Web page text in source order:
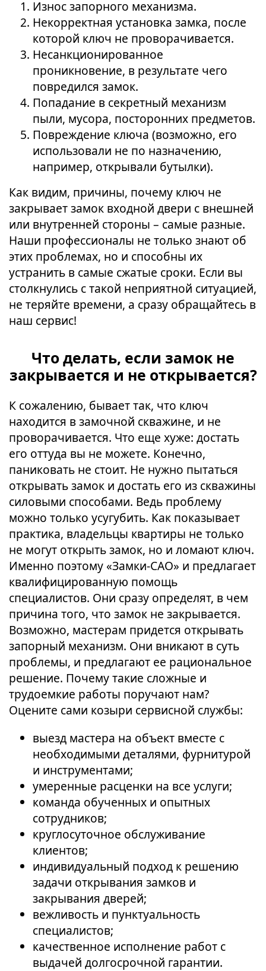
Износ запорного механизма.
Некорректная установка замка, после
которой ключ не проворачивается.
Несанкционированное
проникновение, в результате чего
повредился замок.
Попадание в секретный механизм
пыли, мусора, посторонних предметов.
Повреждение ключа (возможно, его
использовали не по назначению,
например, открывали бутылки).
Как видим, причины, почему ключ не
закрывает замок входной двери с внешней
или внутренней стороны – самые разные.
Наши профессионалы не только знают об
этих проблемах, но и способны их
устранить в самые сжатые сроки. Если вы
столкнулись с такой неприятной ситуацией,
не теряйте времени, а сразу обращайтесь в
наш сервис!
Что делать, если замок не
закрывается и не открывается?
К сожалению, бывает так, что ключ
находится в замочной скважине, и не
проворачивается. Что еще хуже: достать
его оттуда вы не можете. Конечно,
паниковать не стоит. Не нужно пытаться
открывать замок и достать его из скважины
силовыми способами. Ведь проблему
можно только усугубить. Как показывает
практика, владельцы квартиры не только
не могут открыть замок, но и ломают ключ.
Именно поэтому «Замки-САО» и предлагает
квалифицированную помощь
специалистов. Они сразу определят, в чем
причина того, что замок не закрывается.
Возможно, мастерам придется открывать
запорный механизм. Они вникают в суть
проблемы, и предлагают ее рациональное
решение. Почему такие сложные и
трудоемкие работы поручают нам?
Оцените сами козыри сервисной службы:
выезд мастера на объект вместе с
необходимыми деталями, фурнитурой
и инструментами;
умеренные расценки на все услуги;
команда обученных и опытных
сотрудников;
круглосуточное обслуживание
клиентов;
индивидуальный подход к решению
задачи открывания замков и
закрывания дверей;
вежливость и пунктуальность
специалистов;
качественное исполнение работ с
выдачей долгосрочной гарантии.